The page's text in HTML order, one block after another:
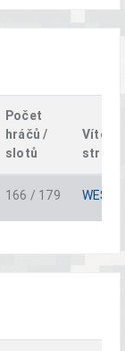
Počet
hráčů /
slotů
strana
166 / 179 WEST